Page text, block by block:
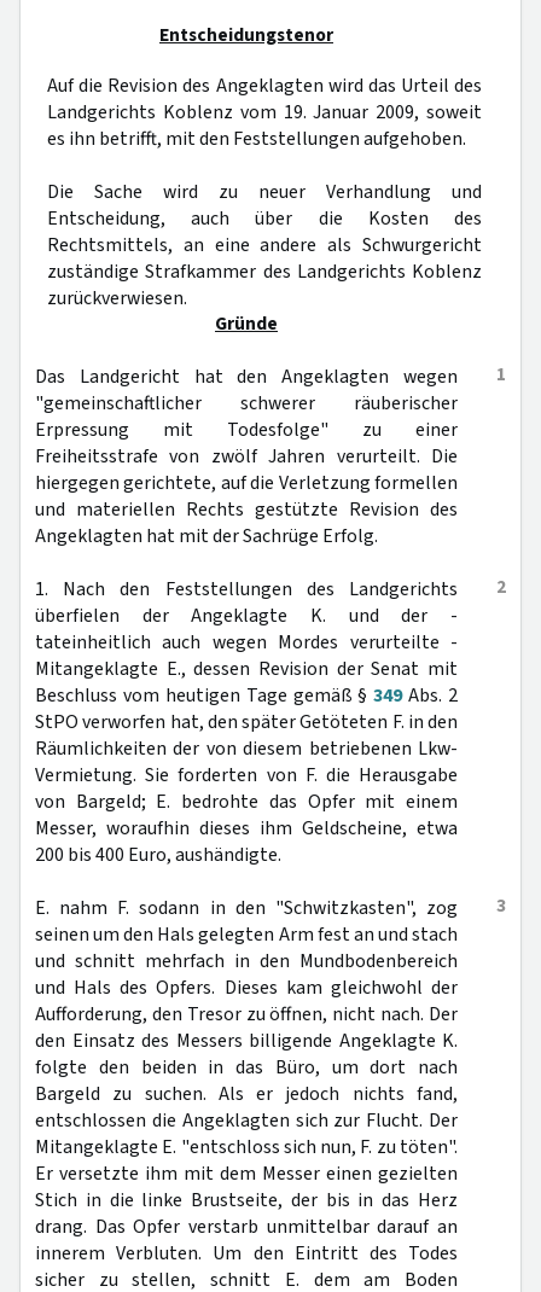
Entscheidungstenor
Auf die Revision des Angeklagten wird das Urteil des
Landgerichts Koblenz vom 19. Januar 2009, soweit
es ihn betrifft, mit den Feststellungen aufgehoben.
Die Sache wird zu neuer Verhandlung und
Entscheidung, auch über die Kosten des
Rechtsmittels, an eine andere als Schwurgericht
zuständige Strafkammer des Landgerichts Koblenz
zurückverwiesen.
Gründe
1
Das Landgericht hat den Angeklagten wegen
"gemeinschaftlicher schwerer räuberischer
Erpressung mit Todesfolge" zu einer
Freiheitsstrafe von zwölf Jahren verurteilt. Die
hiergegen gerichtete, auf die Verletzung formellen
und materiellen Rechts gestützte Revision des
Angeklagten hat mit der Sachrüge Erfolg.
2
1. Nach den Feststellungen des Landgerichts
überfielen der Angeklagte K. und der -
tateinheitlich auch wegen Mordes verurteilte -
Mitangeklagte E., dessen Revision der Senat mit
Beschluss vom heutigen Tage gemäß §349Abs. 2
StPO verworfen hat, den später Getöteten F. in den
Räumlichkeiten der von diesem betriebenen Lkw-
Vermietung. Sie forderten von F. die Herausgabe
von Bargeld; E. bedrohte das Opfer mit einem
Messer, woraufhin dieses ihm Geldscheine, etwa
200 bis 400 Euro, aushändigte.
3
E. nahm F. sodann in den "Schwitzkasten", zog
seinen um den Hals gelegten Arm fest an und stach
und schnitt mehrfach in den Mundbodenbereich
und Hals des Opfers. Dieses kam gleichwohl der
Aufforderung, den Tresor zu öffnen, nicht nach. Der
den Einsatz des Messers billigende Angeklagte K.
folgte den beiden in das Büro, um dort nach
Bargeld zu suchen. Als er jedoch nichts fand,
entschlossen die Angeklagten sich zur Flucht. Der
Mitangeklagte E. "entschloss sich nun, F. zu töten".
Er versetzte ihm mit dem Messer einen gezielten
Stich in die linke Brustseite, der bis in das Herz
drang. Das Opfer verstarb unmittelbar darauf an
innerem Verbluten. Um den Eintritt des Todes
sicher zu stellen, schnitt E. dem am Boden